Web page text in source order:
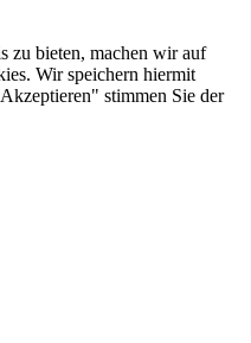
zu bieten, machen wir auf
Wir speichern hiermit
stimmen Sie der